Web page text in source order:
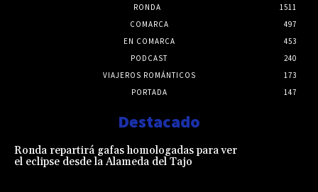
RONDA
1511
COMARCA
497
EN COMARCA
453
PODCAST
240
VIAJEROS ROMÁNTICOS
173
PORTADA
147
Destacado
Ronda repartirá gafas homologadas para ver
el eclipse desde la Alameda del Tajo